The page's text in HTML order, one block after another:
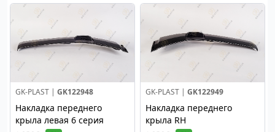
GK-PLAST | GK122948
Накладка переднего
крыла левая 6 серия
GK-PLAST | GK122949
Накладка переднего
крыла RH